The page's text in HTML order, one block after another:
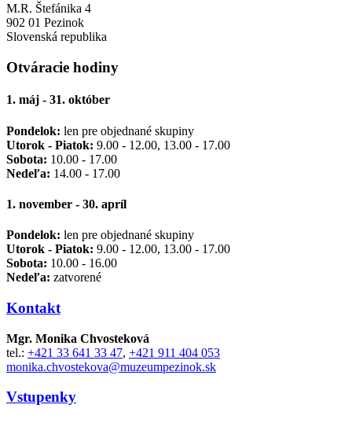
M.R. Štefánika 4
902 01 Pezinok
Slovenská republika
Otváracie hodiny
1. máj - 31. október
Pondelok: len pre objednané skupiny
Utorok - Piatok: 9.00 - 12.00, 13.00 - 17.00
Sobota: 10.00 - 17.00
Nedeľa: 14.00 - 17.00
1. november - 30. apríl
Pondelok: len pre objednané skupiny
Utorok - Piatok: 9.00 - 12.00, 13.00 - 17.00
Sobota: 10.00 - 16.00
Nedeľa: zatvorené
Kontakt
Mgr. Monika Chvosteková
tel.: +421 33 641 33 47, +421 911 404 053
monika.chvostekova@muzeumpezinok.sk
Vstupenky